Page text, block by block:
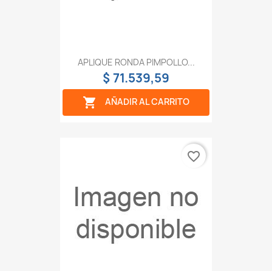
APLIQUE RONDA PIMPOLLO...
$ 71.539,59
 AÑADIR AL CARRITO
favorite_border